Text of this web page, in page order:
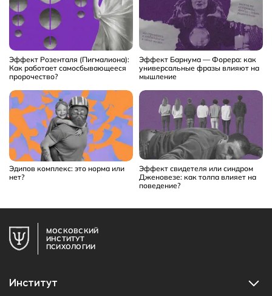
Эффект Розенталя (Пигмалиона):
Как работает самосбывающееся
пророчество?
Эффект Барнума — Форера: как
универсальные фразы влияют на
мышление
Эдипов комплекс: это норма или
нет?
Эффект свидетеля или синдром
Дженовезе: как толпа влияет на
поведение?
МОСКОВСКИЙ
ИНСТИТУТ
ПСИХОЛОГИИ
Институт